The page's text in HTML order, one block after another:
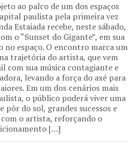
ao palco de um dos espaços
paulista pela primeira vez
Estaiada recebe, neste sábado,
o “Sunset do Gigante”, em sua
no espaço. O encontro marca um
trajetória do artista, que vem
com sua música contagiante e
levando a força do axé para
Em um dos cenários mais
o público poderá viver uma
pôr do sol, grandes sucessos e
o artista, reforçando o
[…]